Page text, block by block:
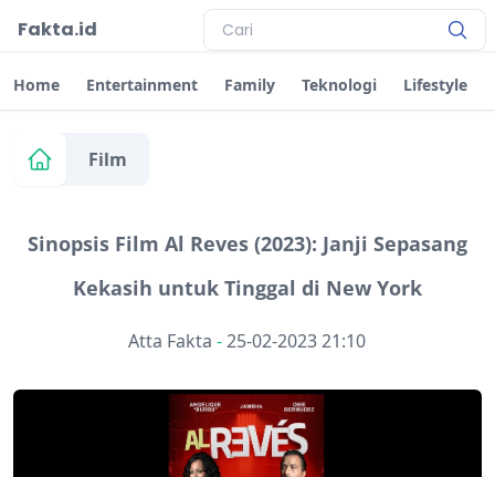
Fakta.id
Home Entertainment Family Teknologi Lifestyle
Film
Sinopsis Film Al Reves (2023): Janji Sepasang
Kekasih untuk Tinggal di New York
Atta Fakta -25-02-2023 21:10